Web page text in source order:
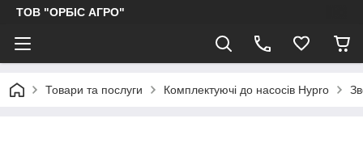
ТОВ "ОРБІС АГРО"
Товари та послуги Комплектуючі до насосів Hypro